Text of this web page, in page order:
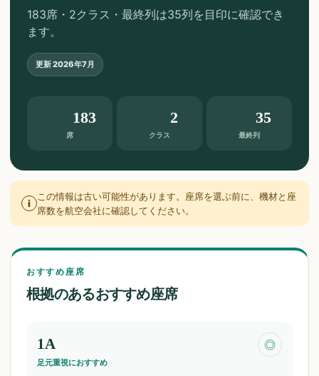
183席・2クラス・最終列は35列を目印に確認でき
ます。
更新2026年7月
席
183
クラス
2
最終列
35
i
この情報は古い可能性があります。座席を選ぶ前に、機材と座
席数を航空会社に確認してください。
おすすめ座席
根拠のあるおすすめ座席
1A
足元重視におすすめ
◎